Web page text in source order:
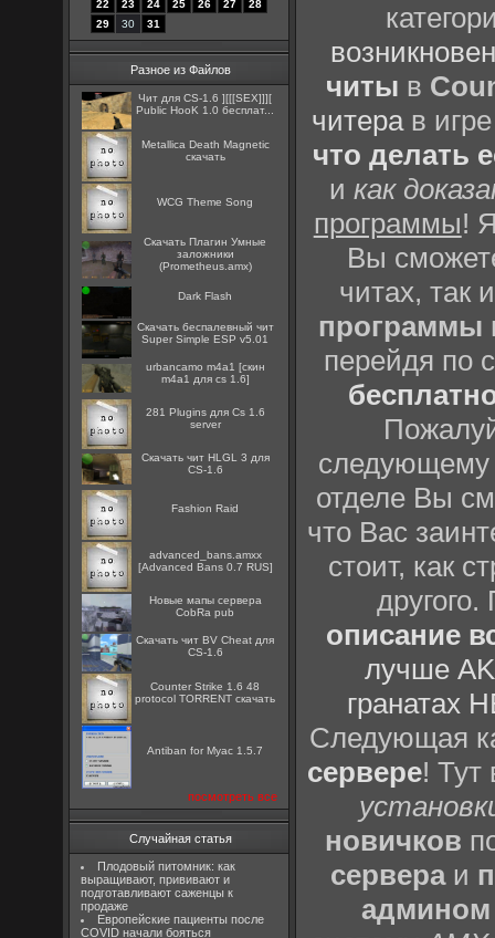
22
23 24 25 26 27
28
29
30 31
Разное из Файлов
Чит для CS-1.6 ][[[SEX]]][
Public HooK 1.0 бесплат...
Metallica Death Magnetic
скачать
WCG Theme Song
Скачать Плагин Умные
заложники
(Prometheus.amx)
Dark Flash
Скачать беспалевный чит
Super Simple ESP v5.01
urbancamo m4a1 [скин
m4a1 для cs 1.6]
281 Plugins для Cs 1.6
server
Скачать чит HLGL 3 для
CS-1.6
Fashion Raid
advanced_bans.amxx
[Advanced Bans 0.7 RUS]
Новые мапы сервера
CobRa pub
Скачать чит BV Cheat для
CS-1.6
Counter Strike 1.6 48
protocol TORRENT скачать
Antiban for Myac 1.5.7
посмотреть все
Случайная статья
Плодовый питомник: как
выращивают, прививают и
подготавливают саженцы к
продаже
Европейские пациенты после
COVID начали бояться
читы в
читерав
что делать
икак
программы!
Вы
читах, так
программы
перейдя по
отделе Вы
что Вас
стоит, как
описание
лучше
гранатах
Следующая
сервере! Тут
новичков
сервераи
админом